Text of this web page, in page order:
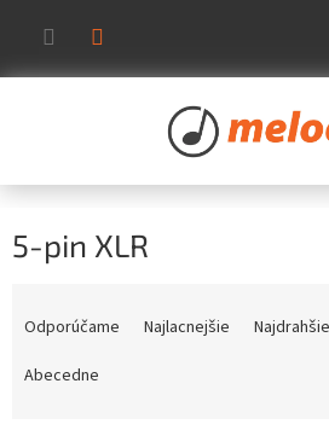
obsah
5-pin XLR
Odporúčame Najlacnejšie Najdrahšie
Abecedne